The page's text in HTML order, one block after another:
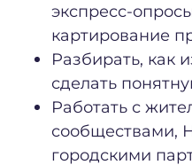
экспресс-
картирование
Разбирать, как
сделать
Работать с
сообществами,
городскими